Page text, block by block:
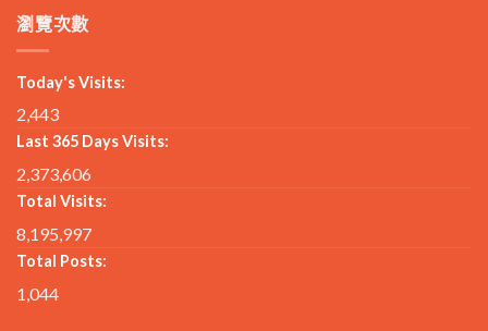
瀏覽次數
Today's Visits:
2,443
Last 365 Days Visits:
2,373,606
Total Visits:
8,195,997
Total Posts:
1,044